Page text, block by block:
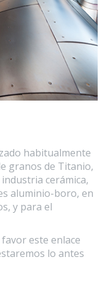
habitualmente
granos de Titanio,
cerámica,
aluminio-boro, en
y para el
este enlace
lo antes